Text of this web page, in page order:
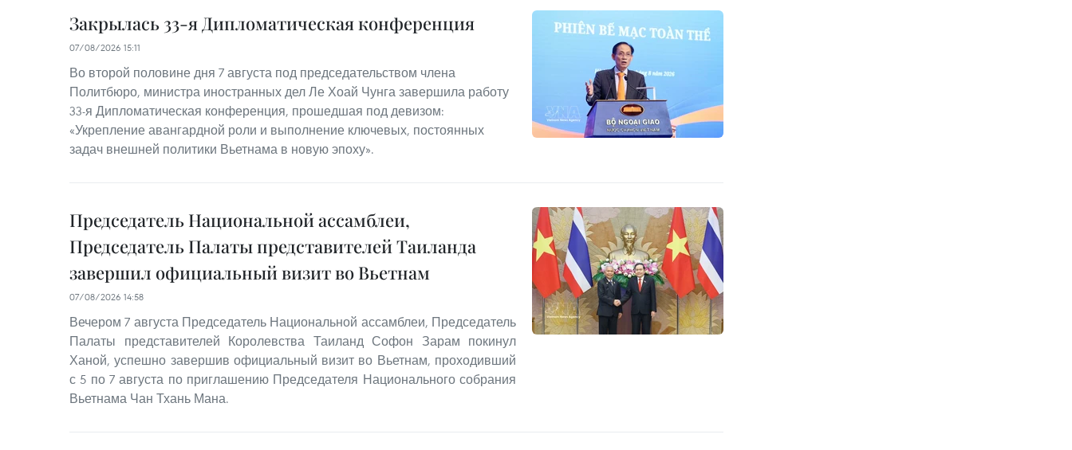
Закрылась 33-я Дипломатическая конференция
07/08/2026 15:11
Во второй половине дня 7 августа под председательством члена
Политбюро, министра иностранных дел Ле Хоай Чунга завершила работу
33-я Дипломатическая конференция, прошедшая под девизом:
«Укрепление авангардной роли и выполнение ключевых, постоянных
задач внешней политики Вьетнама в новую эпоху».
Председатель Национальной ассамблеи,
Председатель Палаты представителей Таиланда
завершил официальный визит во Вьетнам
07/08/2026 14:58
Вечером 7 августа Председатель Национальной ассамблеи, Председатель
Палаты представителей Королевства Таиланд Софон Зарам покинул
Ханой, успешно завершив официальный визит во Вьетнам, проходивший
с 5 по 7 августа по приглашению Председателя Национального собрания
Вьетнама Чан Тхань Мана.